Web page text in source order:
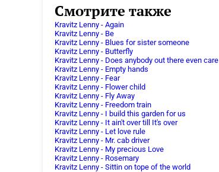
Смотрите также
Kravitz Lenny - Again
Kravitz Lenny - Be
Kravitz Lenny - Blues for sister someone
Kravitz Lenny - Butterfly
Kravitz Lenny - Does anybody out there even care
Kravitz Lenny - Empty hands
Kravitz Lenny - Fear
Kravitz Lenny - Flower child
Kravitz Lenny - Fly Away
Kravitz Lenny - Freedom train
Kravitz Lenny - I build this garden for us
Kravitz Lenny - It ain't over till It's over
Kravitz Lenny - Let love rule
Kravitz Lenny - Mr. cab driver
Kravitz Lenny - My precious Love
Kravitz Lenny - Rosemary
Kravitz Lenny - Sittin on tope of the world